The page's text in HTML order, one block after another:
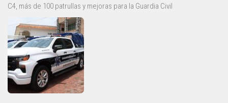
C4, más de 100 patrullas y mejoras para la Guardia Civil